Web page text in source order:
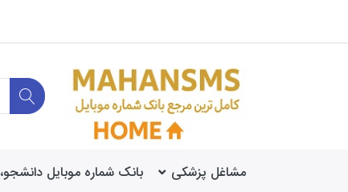
مشاغل پزشکی بانک شماره موبایل